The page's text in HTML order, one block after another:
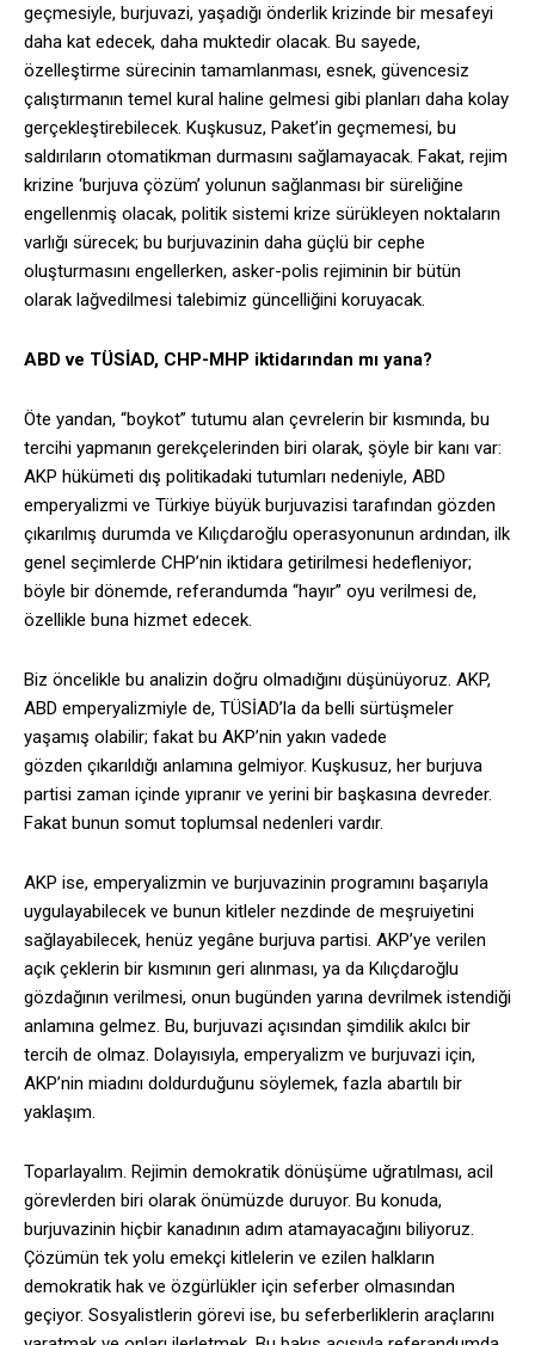
geçmesiyle, burjuvazi, yaşadığı önderlik krizinde bir mesafeyi
daha kat edecek, daha muktedir olacak. Bu sayede,
özelleştirme sürecinin tamamlanması, esnek, güvencesiz
çalıştırmanın temel kural haline gelmesi gibi planları daha kolay
gerçekleştirebilecek. Kuşkusuz, Paket’in geçmemesi, bu
saldırıların otomatikman durmasını sağlamayacak. Fakat, rejim
krizine ‘burjuva çözüm’ yolunun sağlanması bir süreliğine
engellenmiş olacak, politik sistemi krize sürükleyen noktaların
varlığı sürecek; bu burjuvazinin daha güçlü bir cephe
oluşturmasını engellerken, asker-polis rejiminin bir bütün
olarak lağvedilmesi talebimiz güncelliğini koruyacak.
ABD ve TÜSİAD, CHP-MHP iktidarından mı yana?
Öte yandan, “boykot” tutumu alan çevrelerin bir kısmında, bu
tercihi yapmanın gerekçelerinden biri olarak, şöyle bir kanı var:
AKP hükümeti dış politikadaki tutumları nedeniyle, ABD
emperyalizmi ve Türkiye büyük burjuvazisi tarafından gözden
çıkarılmış durumda ve Kılıçdaroğlu operasyonunun ardından, ilk
genel seçimlerde CHP’nin iktidara getirilmesi hedefleniyor;
böyle bir dönemde, referandumda “hayır” oyu verilmesi de,
özellikle buna hizmet edecek.
Biz öncelikle bu analizin doğru olmadığını düşünüyoruz. AKP,
ABD emperyalizmiyle de, TÜSİAD’la da belli sürtüşmeler
yaşamış olabilir; fakat bu AKP’nin yakın vadede
gözden çıkarıldığı anlamına gelmiyor. Kuşkusuz, her burjuva
partisi zaman içinde yıpranır ve yerini bir başkasına devreder.
Fakat bunun somut toplumsal nedenleri vardır.
AKP ise, emperyalizmin ve burjuvazinin programını başarıyla
uygulayabilecek ve bunun kitleler nezdinde de meşruiyetini
sağlayabilecek, henüz yegâne burjuva partisi. AKP’ye verilen
açık çeklerin bir kısmının geri alınması, ya da Kılıçdaroğlu
gözdağının verilmesi, onun bugünden yarına devrilmek istendiği
anlamına gelmez. Bu, burjuvazi açısından şimdilik akılcı bir
tercih de olmaz. Dolayısıyla, emperyalizm ve burjuvazi için,
AKP’nin miadını doldurduğunu söylemek, fazla abartılı bir
yaklaşım.
Toparlayalım. Rejimin demokratik dönüşüme uğratılması, acil
görevlerden biri olarak önümüzde duruyor. Bu konuda,
burjuvazinin hiçbir kanadının adım atamayacağını biliyoruz.
Çözümün tek yolu emekçi kitlelerin ve ezilen halkların
demokratik hak ve özgürlükler için seferber olmasından
geçiyor. Sosyalistlerin görevi ise, bu seferberliklerin araçlarını